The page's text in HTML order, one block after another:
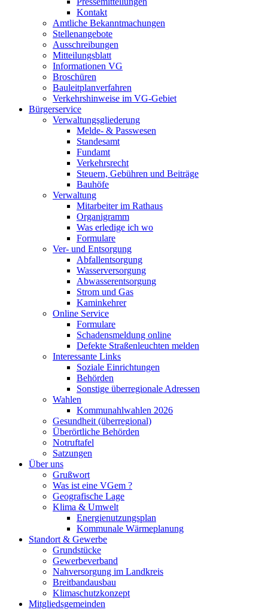
Kontakt
Amtliche Bekanntmachungen
Stellenangebote
Ausschreibungen
Mitteilungsblatt
Informationen VG
Broschüren
Bauleitplanverfahren
Verkehrshinweise im VG-Gebiet
Bürgerservice
Verwaltungsgliederung
Melde- & Passwesen
Standesamt
Fundamt
Verkehrsrecht
Steuern, Gebühren und Beiträge
Bauhöfe
Verwaltung
Mitarbeiter im Rathaus
Organigramm
Was erledige ich wo
Formulare
Ver- und Entsorgung
Abfallentsorgung
Wasserversorgung
Abwasserentsorgung
Strom und Gas
Kaminkehrer
Online Service
Formulare
Schadensmeldung online
Defekte Straßenleuchten melden
Interessante Links
Soziale Einrichtungen
Behörden
Sonstige überregionale Adressen
Wahlen
Kommunahlwahlen 2026
Gesundheit (überregional)
Überörtliche Behörden
Notruftafel
Satzungen
Über uns
Grußwort
Was ist eine VGem ?
Geografische Lage
Klima & Umwelt
Energienutzungsplan
Kommunale Wärmeplanung
Standort & Gewerbe
Grundstücke
Gewerbeverband
Nahversorgung im Landkreis
Breitbandausbau
Klimaschutzkonzept
Mitgliedsgemeinden